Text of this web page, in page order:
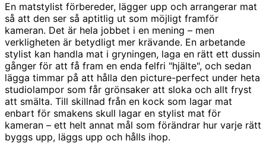
En matstylist förbereder, lägger upp och arrangerar mat
så att den ser så aptitlig ut som möjligt framför
kameran. Det är hela jobbet i en mening – men
verkligheten är betydligt mer krävande. En arbetande
stylist kan handla mat i gryningen, laga en rätt ett dussin
gånger för att få fram en enda felfri "hjälte", och sedan
lägga timmar på att hålla den picture-perfect under heta
studiolampor som får grönsaker att sloka och allt fryst
att smälta. Till skillnad från en kock som lagar mat
enbart för smakens skull lagar en stylist mat för
kameran – ett helt annat mål som förändrar hur varje rätt
byggs upp, läggs upp och hålls ihop.